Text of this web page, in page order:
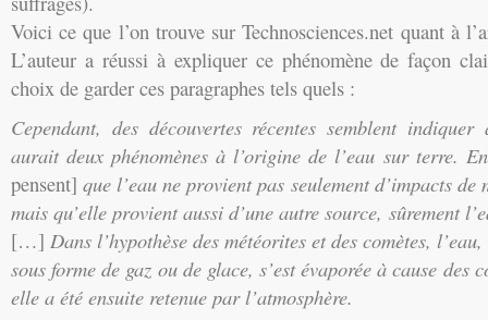
Voici ce que l’on trouve sur Technosciences.net quant à
L’auteur a réussi à expliquer ce phénomène de façon
choix de garder ces paragraphes tels quels :
Cependant, des découvertes récentes semblent
aurait deux phénomènes à l’origine de l’eau sur terre.
pensent]que l’eau ne provient pas seulement d’impacts de
mais qu’elle provient aussi d’une autre source, sûrement
[…] Dans l’hypothèse des météorites et des comètes,
sous forme de gaz ou de glace, s’est évaporée à cause des
elle a été ensuite retenue par l’atmosphère.